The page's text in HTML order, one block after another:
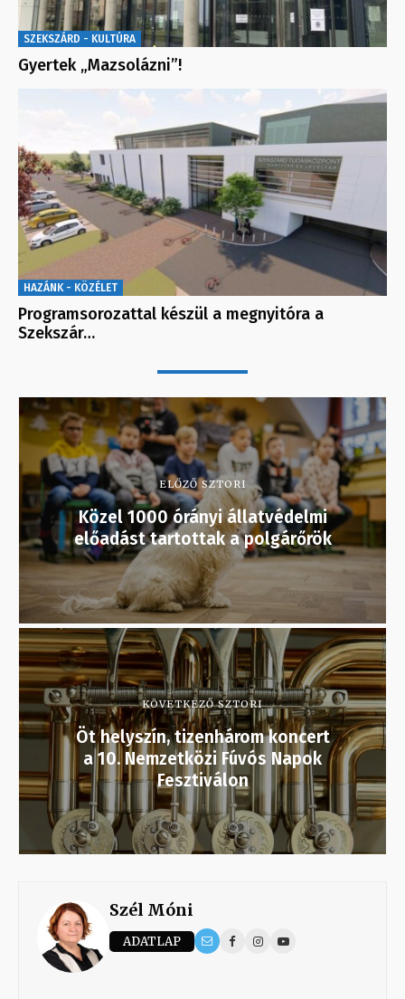
SZEKSZÁRD - KULTÚRA
Gyertek „Mazsolázni”!
HAZÁNK - KÖZÉLET
Programsorozattal készül a megnyitóra a
Szekszár…
ELŐZŐ SZTORI
Közel 1000 órányi állatvédelmi
előadást tartottak a polgárőrök
KÖVETKEZŐ SZTORI
Öt helyszín, tizenhárom koncert
a 10. Nemzetközi Fúvós Napok
Fesztiválon
Szél Móni
ADATLAP